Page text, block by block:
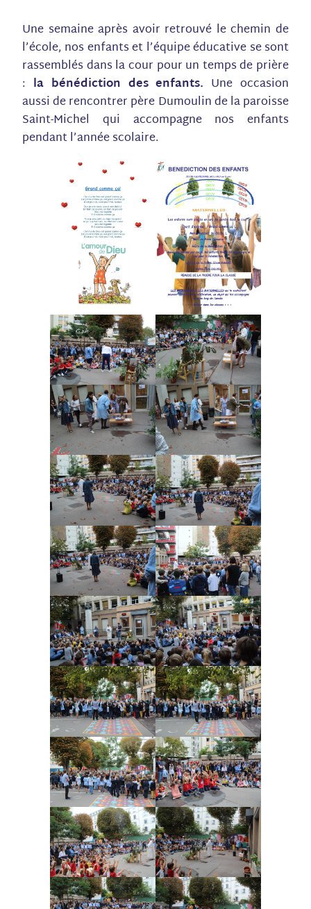
Une semaine après avoir retrouvé le chemin de
l’école, nos enfants et l’équipe éducative se sont
rassemblés dans la cour pour un temps de prière
: la bénédiction des enfants. Une occasion
aussi de rencontrer père Dumoulin de la paroisse
Saint-Michel qui accompagne nos enfants
pendant l’année scolaire.